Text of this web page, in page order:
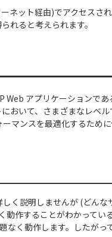
ネット経由)でアクセスさ
れると考えられます。
アプリケーションで
おいて、さまざまなレベ
マンスを最適化するため
く説明しませんが (どんな
作することがわかってい
く動作します。したがっ